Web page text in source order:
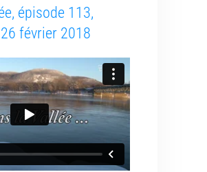
épisode 113,
février 2018